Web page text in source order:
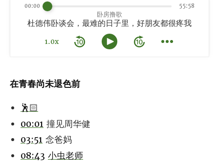
卧房撸歌
杜德伟卧谈会，最难的日子里，好朋友都很疼我
1.0x
00:00 55:58
在青春尚未退色前
🕺🏻
00:01 撞见周华健
03:51 念爸妈
08:43 小虫老师